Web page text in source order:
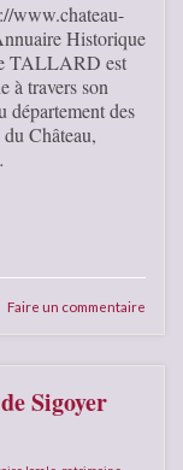
www.chateau-
Historique
TALLARD est
à travers son
département des
Château,
Faire un commentaire
Sigoyer